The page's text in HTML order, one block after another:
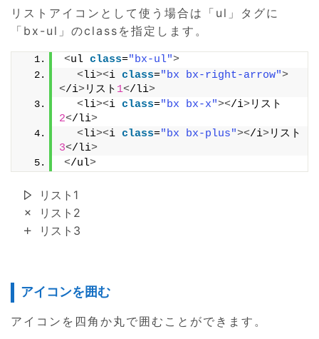
リストアイコンとして使う場合は「ul」タグに
「bx-ul」のclassを指定します。
<ul class="bx-ul">
<li><i class="bx bx-right-arrow">
</i>リスト 1</li>
<li><i class="bx bx-x"></i>リスト
2</li>
<li><i class="bx bx-plus"></i>リスト
3</li>
</ul>
リスト1
リスト2
リスト3
アイコンを囲む
アイコンを四角か丸で囲むことができます。